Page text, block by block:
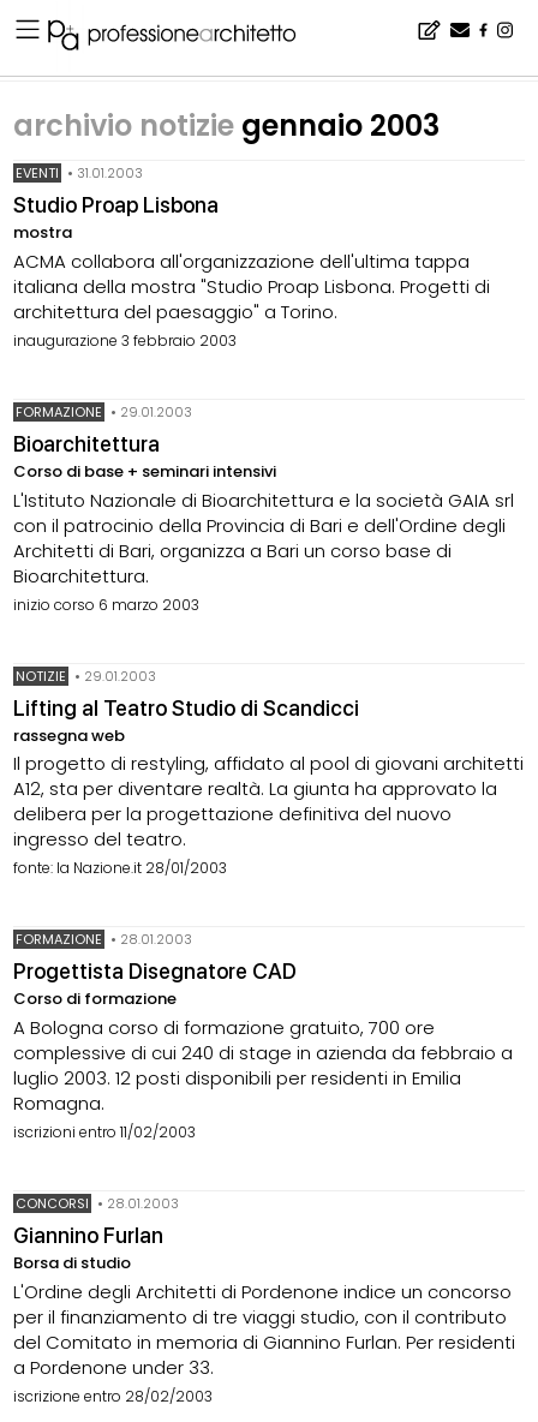
archivio notizie gennaio 2003
EVENTI • 31.01.2003
Studio Proap Lisbona
mostra
ACMA collabora all'organizzazione dell'ultima tappa
italiana della mostra "Studio Proap Lisbona. Progetti di
architettura del paesaggio" a Torino.
inaugurazione 3 febbraio 2003
FORMAZIONE • 29.01.2003
Bioarchitettura
Corso di base + seminari intensivi
L'Istituto Nazionale di Bioarchitettura e la società GAIA srl
con il patrocinio della Provincia di Bari e dell'Ordine degli
Architetti di Bari, organizza a Bari un corso base di
Bioarchitettura.
inizio corso 6 marzo 2003
NOTIZIE • 29.01.2003
Lifting al Teatro Studio di Scandicci
rassegna web
Il progetto di restyling, affidato al pool di giovani architetti
A12, sta per diventare realtà. La giunta ha approvato la
delibera per la progettazione definitiva del nuovo
ingresso del teatro.
fonte: la Nazione.it 28/01/2003
FORMAZIONE • 28.01.2003
Progettista Disegnatore CAD
Corso di formazione
A Bologna corso di formazione gratuito, 700 ore
complessive di cui 240 di stage in azienda da febbraio a
luglio 2003. 12 posti disponibili per residenti in Emilia
Romagna.
iscrizioni entro 11/02/2003
CONCORSI • 28.01.2003
Giannino Furlan
Borsa di studio
L'Ordine degli Architetti di Pordenone indice un concorso
per il finanziamento di tre viaggi studio, con il contributo
del Comitato in memoria di Giannino Furlan. Per residenti
a Pordenone under 33.
iscrizione entro 28/02/2003